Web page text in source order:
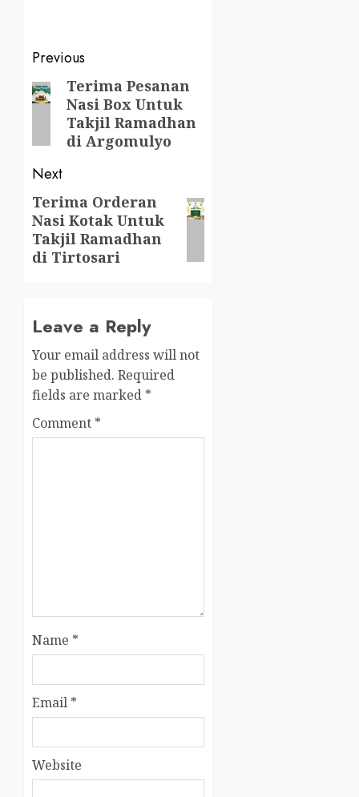
Post
navigation
Previous
Previous
post:
Terima Pesanan
Nasi Box Untuk
Takjil Ramadhan
di Argomulyo
Next
Next
post:
Terima Orderan
Nasi Kotak Untuk
Takjil Ramadhan
di Tirtosari
Leave a Reply
Your email address will not
be published. Required
fields are marked *
Comment *
Name *
Email *
Website